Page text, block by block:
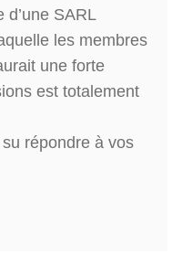
d’une SARL
les membres
une forte
est totalement
répondre à vos